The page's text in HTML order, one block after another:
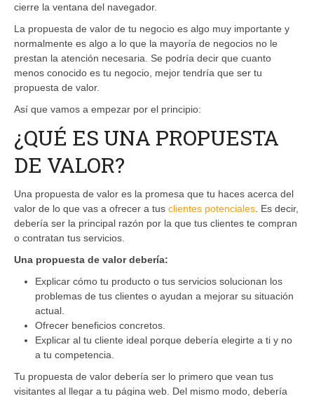
cierre la ventana del navegador.
La propuesta de valor de tu negocio es algo muy importante y
normalmente es algo a lo que la mayoría de negocios no le
prestan la atención necesaria. Se podría decir que cuanto
menos conocido es tu negocio, mejor tendría que ser tu
propuesta de valor.
Así que vamos a empezar por el principio:
¿QUÉ ES UNA PROPUESTA
DE VALOR?
Una propuesta de valor es la promesa que tu haces acerca del
valor de lo que vas a ofrecer a tus clientes potenciales . Es decir,
debería ser la principal razón por la que tus clientes te compran
o contratan tus servicios.
Una propuesta de valor debería:
Explicar cómo tu producto o tus servicios solucionan los
problemas de tus clientes o ayudan a mejorar su situación
actual.
Ofrecer beneficios concretos.
Explicar al tu cliente ideal porque debería elegirte a ti y no
a tu competencia.
Tu propuesta de valor debería ser lo primero que vean tus
visitantes al llegar a tu página web. Del mismo modo, debería